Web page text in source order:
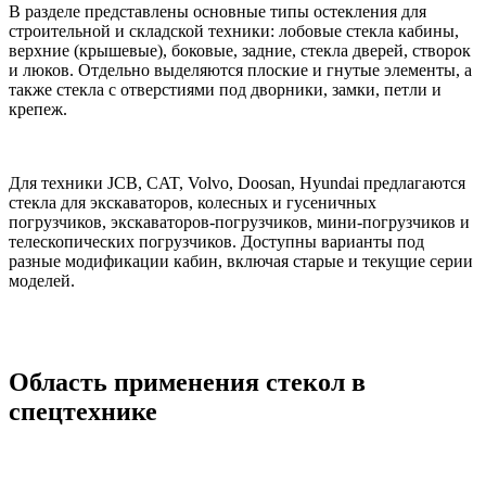
В разделе представлены основные типы остекления для
строительной и складской техники: лобовые стекла кабины,
верхние (крышевые), боковые, задние, стекла дверей, створок
и люков. Отдельно выделяются плоские и гнутые элементы, а
также стекла с отверстиями под дворники, замки, петли и
крепеж.
Для техники JCB, CAT, Volvo, Doosan, Hyundai предлагаются
стекла для экскаваторов, колесных и гусеничных
погрузчиков, экскаваторов-погрузчиков, мини-погрузчиков и
телескопических погрузчиков. Доступны варианты под
разные модификации кабин, включая старые и текущие серии
моделей.
Область применения стекол в
спецтехнике